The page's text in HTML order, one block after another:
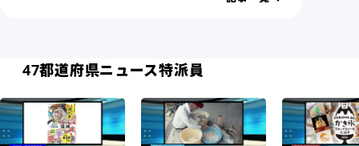
47都道府県ニュース特派員